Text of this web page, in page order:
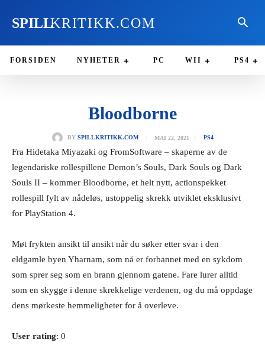
SPILLKRITIKK.COM
FORSIDEN NYHETER PC WII PS4
Bloodborne
BY SPILLKRITIKK.COM MAI 22, 2021 PS4
Fra Hidetaka Miyazaki og FromSoftware – skaperne av de
legendariske rollespillene Demon’s Souls, Dark Souls og Dark
Souls II – kommer Bloodborne, et helt nytt, actionspekket
rollespill fylt av nådeløs, ustoppelig skrekk utviklet eksklusivt
for PlayStation 4.
Møt frykten ansikt til ansikt når du søker etter svar i den
eldgamle byen Yharnam, som nå er forbannet med en sykdom
som sprer seg som en brann gjennom gatene. Fare lurer alltid
som en skygge i denne skrekkelige verdenen, og du må oppdage
dens mørkeste hemmeligheter for å overleve.
User rating: 0